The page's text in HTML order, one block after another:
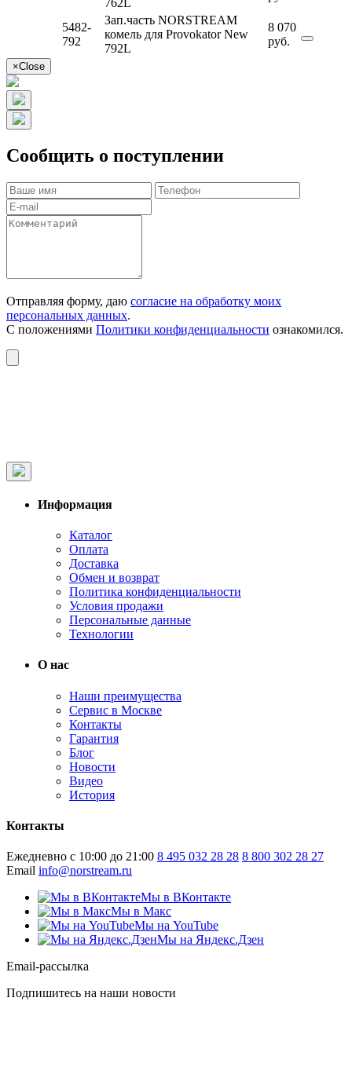
5482-
792
Зап.часть NORSTREAM
комель для Provokator New
792L
8 070
руб.
×Close
Сообщить о поступлении
Отправляя форму, даю согласие на обработку моих
персональных данных.
С положениями Политики конфиденциальности ознакомился.
Информация
Каталог
Оплата
Доставка
Обмен и возврат
Политика конфиденциальности
Условия продажи
Персональные данные
Технологии
О нас
Наши преимущества
Сервис в Москве
Контакты
Гарантия
Блог
Новости
Видео
История
Контакты
Ежедневно с 10:00 до 21:00 8 495 032 28 28 8 800 302 28 27
Email info@norstream.ru
Мы в ВКонтакте
Мы в Макс
Мы на YouTube
Мы на Яндекс.Дзен
Email-рассылка
Подпишитесь на наши новости